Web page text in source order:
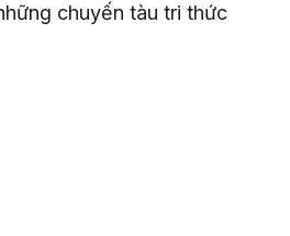
chuyến tàu tri thức